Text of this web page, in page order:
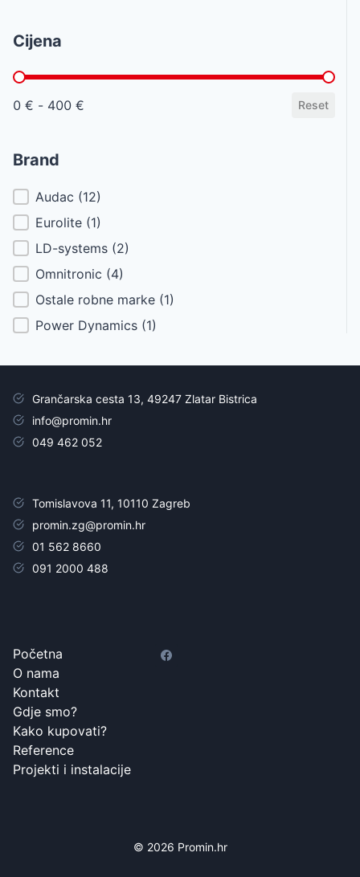
Cijena
Cijena
0 € - 400 € Reset
Brand
Brand
Audac (12)
Eurolite (1)
LD-systems (2)
Omnitronic (4)
Ostale robne marke (1)
Power Dynamics (1)
Grančarska cesta 13, 49247 Zlatar Bistrica
info@promin.hr
049 462 052
Tomislavova 11, 10110 Zagreb
promin.zg@promin.hr
01 562 8660
091 2000 488
Početna
O nama
Kontakt
Gdje smo?
Kako kupovati?
Reference
Projekti i instalacije
© 2026 Promin.hr